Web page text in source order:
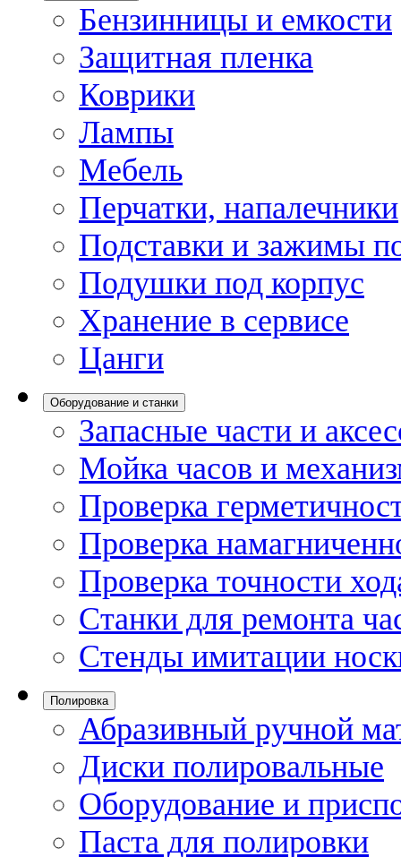
Бензинницы и емкости
Защитная пленка
Коврики
Лампы
Мебель
Перчатки, напалечники
Подставки и зажимы
Подушки под корпус
Хранение в сервисе
Цанги
Оборудование и станки
Запасные части и
Мойка часов и
Проверка
Проверка
Проверка точности
Станки для ремонта
Стенды имитации
Полировка
Абразивный ручной
Диски полировальные
Оборудование и
Паста для полировки